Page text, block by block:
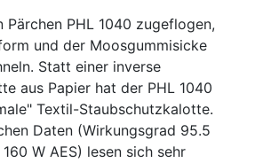
Pärchen PHL 1040 zugeflogen,
und der Moosgummisicke
Statt einer inverse
aus Papier hat der PHL 1040
Textil-Staubschutzkalotte.
Daten (Wirkungsgrad 95.5
W AES) lesen sich sehr